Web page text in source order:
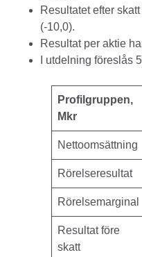
Resultatet efter
(-10,0).
Resultat per aktie
I utdelning föreslås
Profilgruppen,
Mkr
Nettoomsättning
Rörelseresultat
Rörelsemarginal
Resultat före
skatt